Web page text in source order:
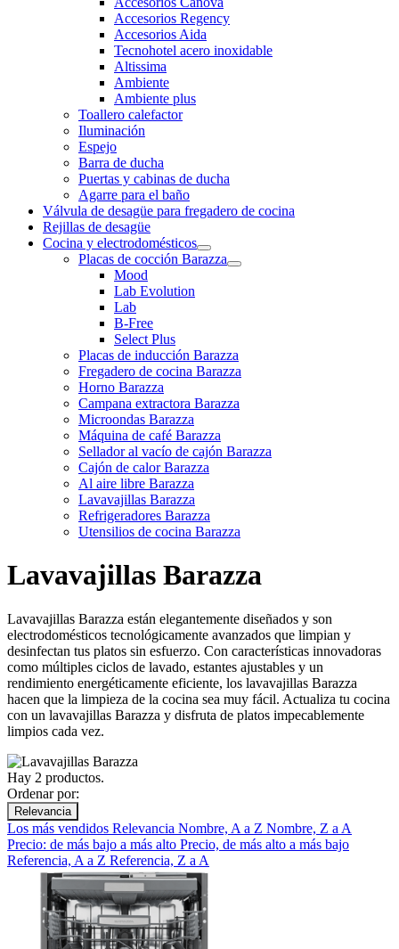
Accesorios Regency
Accesorios Aida
Tecnohotel acero inoxidable
Altissima
Ambiente
Ambiente plus
Toallero calefactor
Iluminación
Espejo
Barra de ducha
Puertas y cabinas de ducha
Agarre para el baño
Válvula de desagüe para fregadero de cocina
Rejillas de desagüe
Cocina y electrodomésticos
Placas de cocción Barazza
Mood
Lab Evolution
Lab
B-Free
Select Plus
Placas de inducción Barazza
Fregadero de cocina Barazza
Horno Barazza
Campana extractora Barazza
Microondas Barazza
Máquina de café Barazza
Sellador al vacío de cajón Barazza
Cajón de calor Barazza
Al aire libre Barazza
Lavavajillas Barazza
Refrigeradores Barazza
Utensilios de cocina Barazza
Lavavajillas Barazza
Lavavajillas Barazza están elegantemente diseñados y son
electrodomésticos tecnológicamente avanzados que limpian y
desinfectan tus platos sin esfuerzo. Con características innovadoras
como múltiples ciclos de lavado, estantes ajustables y un
rendimiento energéticamente eficiente, los lavavajillas Barazza
hacen que la limpieza de la cocina sea muy fácil. Actualiza tu cocina
con un lavavajillas Barazza y disfruta de platos impecablemente
limpios cada vez.
Hay 2 productos.
Ordenar por:
Relevancia
Los más vendidos Relevancia Nombre, A a Z Nombre, Z a A
Precio: de más bajo a más alto Precio, de más alto a más bajo
Referencia, A a Z Referencia, Z a A